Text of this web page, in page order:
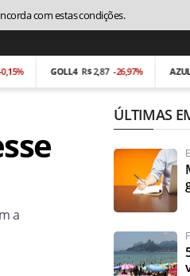
GOLL4 R$ 2,87 -26,97% AZUL4 R$
a
ÚLTIMAS
com estas condições.